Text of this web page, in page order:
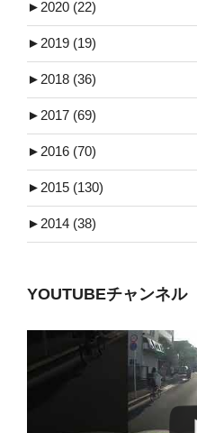
► 2020 (22)
► 2019 (19)
► 2018 (36)
► 2017 (69)
► 2016 (70)
► 2015 (130)
► 2014 (38)
YOUTUBEチャンネル